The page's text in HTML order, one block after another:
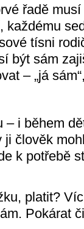
řadě
tísni
být sám
– „já
– i během
člověk
k potřebě
platit?
Pokárat